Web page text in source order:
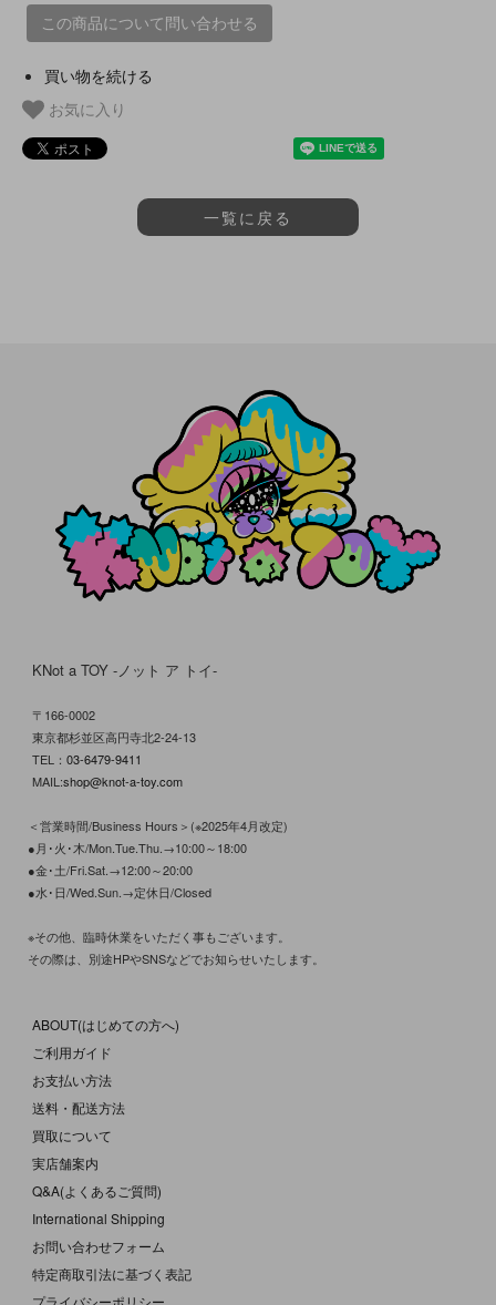
この商品について問い合わせる
買い物を続ける
お気に入り
一覧に戻る
KNot a TOY -ノット ア トイ-
〒166-0002
東京都杉並区高円寺北2-24-13
TEL： 03-6479-9411
MAIL:shop@knot-a-toy.com
＜営業時間/Business Hours＞(※2025年4月改定)
●月･火･木/Mon.Tue.Thu.→10:00～18:00
●金･土/Fri.Sat.→12:00～20:00
●水･日/Wed.Sun.→定休日/Closed
※その他、臨時休業をいただく事もございます。
その際は、別途HPやSNSなどでお知らせいたします。
ABOUT(はじめての方へ)
ご利用ガイド
お支払い方法
送料・配送方法
買取について
実店舗案内
Q&A(よくあるご質問)
International Shipping
お問い合わせフォーム
特定商取引法に基づく表記
プライバシーポリシー